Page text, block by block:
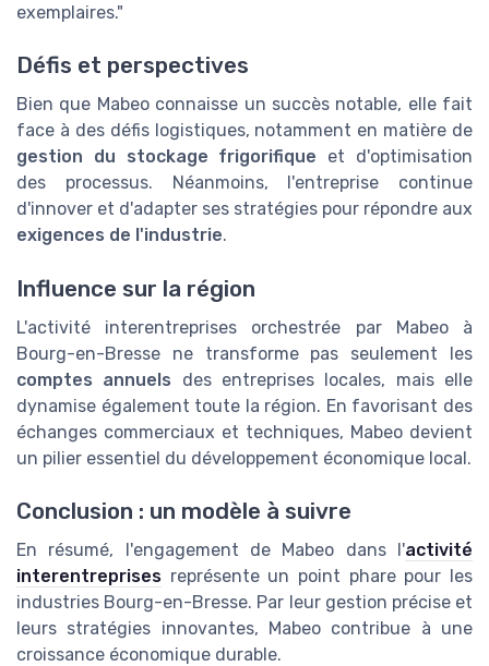
exemplaires."
Défis et perspectives
Bien que Mabeo connaisse un succès notable, elle fait
face à des défis logistiques, notamment en matière de
gestion du stockage frigorifique et d'optimisation
des processus. Néanmoins, l'entreprise continue
d'innover et d'adapter ses stratégies pour répondre aux
exigences de l'industrie.
Influence sur la région
L'activité interentreprises orchestrée par Mabeo à
Bourg-en-Bresse ne transforme pas seulement les
comptes annuels des entreprises locales, mais elle
dynamise également toute la région. En favorisant des
échanges commerciaux et techniques, Mabeo devient
un pilier essentiel du développement économique local.
Conclusion : un modèle à suivre
En résumé, l'engagement de Mabeo dans l'activité
interentreprises représente un point phare pour les
industries Bourg-en-Bresse. Par leur gestion précise et
leurs stratégies innovantes, Mabeo contribue à une
croissance économique durable.